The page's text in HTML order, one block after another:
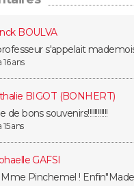
BOULVA
s'appelait
16 ans
BIGOT (BONHERT)
de bons souvenirs!!!!!!!!!!!!
15 ans
GAFSI
Mme Pinchemel !